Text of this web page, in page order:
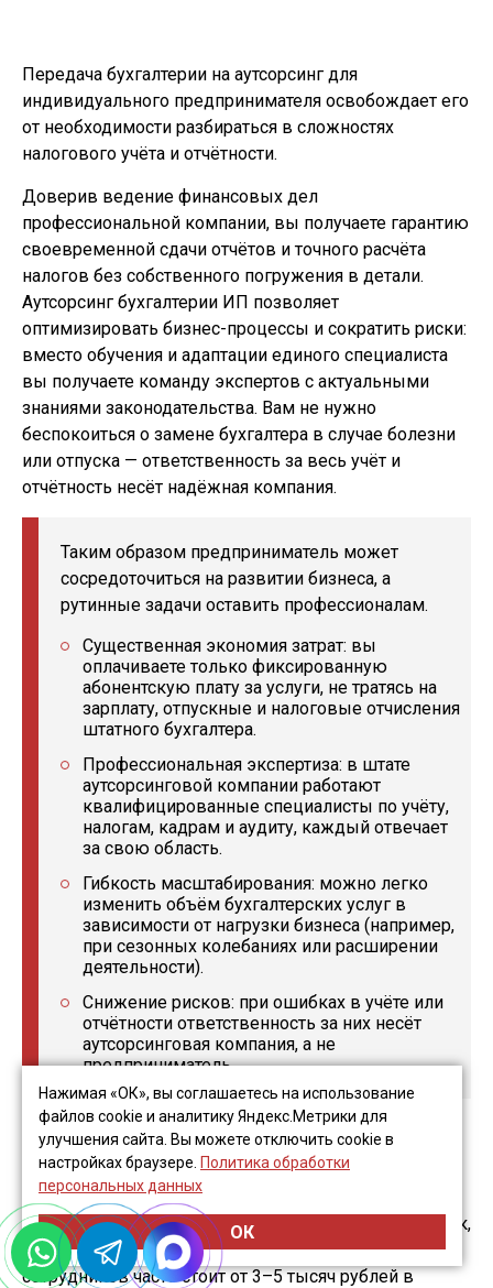
Нажимая «ОК», вы соглашаетесь на использование
файлов cookie и аналитику Яндекс.Метрики для
улучшения сайта. Вы можете отключить cookie в
настройках браузере. Политика обработки
персональных данных
ОК
Передача бухгалтерии на аутсорсинг для
индивидуального предпринимателя освобождает его
от необходимости разбираться в сложностях
налогового учёта и отчётности.
Доверив ведение финансовых дел
профессиональной компании, вы получаете гарантию
своевременной сдачи отчётов и точного расчёта
налогов без собственного погружения в детали.
Аутсорсинг бухгалтерии ИП позволяет
оптимизировать бизнес-процессы и сократить риски:
вместо обучения и адаптации единого специалиста
вы получаете команду экспертов с актуальными
знаниями законодательства. Вам не нужно
беспокоиться о замене бухгалтера в случае болезни
или отпуска — ответственность за весь учёт и
отчётность несёт надёжная компания.
Таким образом предприниматель может
сосредоточиться на развитии бизнеса, а
рутинные задачи оставить профессионалам.
Существенная экономия затрат: вы
оплачиваете только фиксированную
абонентскую плату за услуги, не тратясь на
зарплату, отпускные и налоговые отчисления
штатного бухгалтера.
Профессиональная экспертиза: в штате
аутсорсинговой компании работают
квалифицированные специалисты по учёту,
налогам, кадрам и аудиту, каждый отвечает
за свою область.
Гибкость масштабирования: можно легко
изменить объём бухгалтерских услуг в
зависимости от нагрузки бизнеса (например,
при сезонных колебаниях или расширении
деятельности).
Снижение рисков: при ошибках в учёте или
отчётности ответственность за них несёт
аутсорсинговая компания, а не
предприниматель.
Стоимость бухгалтерского сопровождения ИП
зависит от сложности учёта и режима
налогообложения, но обычно оказывается
значительно ниже затрат на штатного сотрудника. Так,
на рынке базовый пакет для ИП на УСН без
сотрудников часто стоит от 3–5 тысяч рублей в